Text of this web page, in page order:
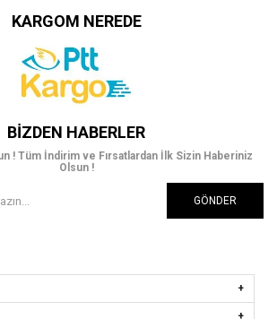
KARGOM NEREDE
BIZDEN HABERLER
! Tüm İndirim ve Fırsatlardan İlk Sizin Haberiniz
Olsun !
GÖNDER